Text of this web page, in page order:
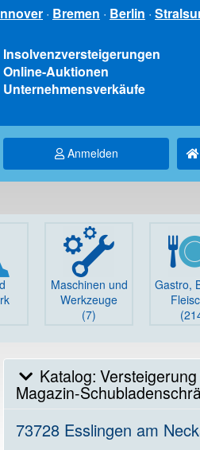
· Bremen · Berlin ·
Insolvenzversteigerungen
Online-Auktionen
Unternehmensverkäufe
Anmelden
Maschinen und
Werkzeuge
(7)
Gastro,
Katalog:
Magazin-
73728 Esslingen am